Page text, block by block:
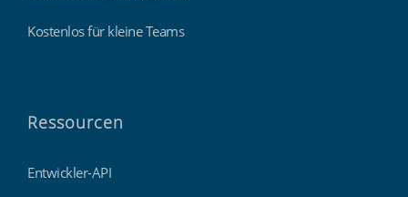
Kostenlos für kleine Teams
Ressourcen
Entwickler-API